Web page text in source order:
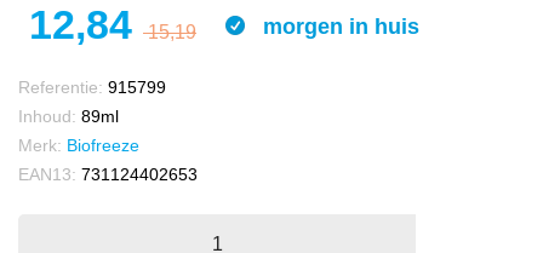
12,84 15,19 morgen in huis
Referentie: 915799
Inhoud: 89ml
Merk: Biofreeze
EAN13: 731124402653